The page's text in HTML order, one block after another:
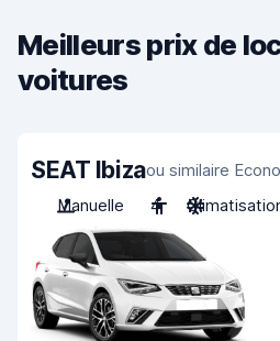
Meilleurs prix de
voitures
SEAT Ibizaou similaire
Manuelle
4